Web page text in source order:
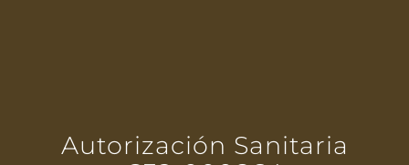
Autorización Sanitaria